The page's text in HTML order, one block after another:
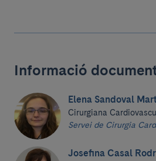
Informació
Elena Sandoval
Cirurgiana
Servei de Cirurgia
Josefina Casal